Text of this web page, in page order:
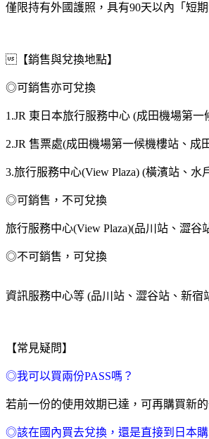
僅限持有外國護照，具有90天以內「短
【銷售與兌換地點】
◎可銷售亦可兌換
1.JR 東日本旅行服務中心 (成田機場第
2.JR 售票處(成田機場第一候機樓站、成
3.旅行服務中心(View Plaza) (橫濱站、
◎可銷售，不可兌換
旅行服務中心(View Plaza)(品川站、澀
◎不可銷售，可兌換
資訊服務中心等 (品川站、澀谷站、新
【常見疑問】
◎我可以買兩份PASS嗎？
若前一份的使用效期已達，可再購買新
◎該在國內買去兌換，還是直接到日本購